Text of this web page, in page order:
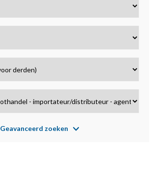
Geavanceerd zoeken